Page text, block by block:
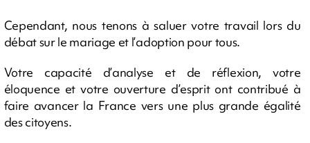
Cependant, nous tenons à saluer votre travail lors du
débat sur le mariage et l’adoption pour tous.
Votre capacité d’analyse et de réflexion, votre
éloquence et votre ouverture d’esprit ont contribué à
faire avancer la France vers une plus grande égalité
des citoyens.